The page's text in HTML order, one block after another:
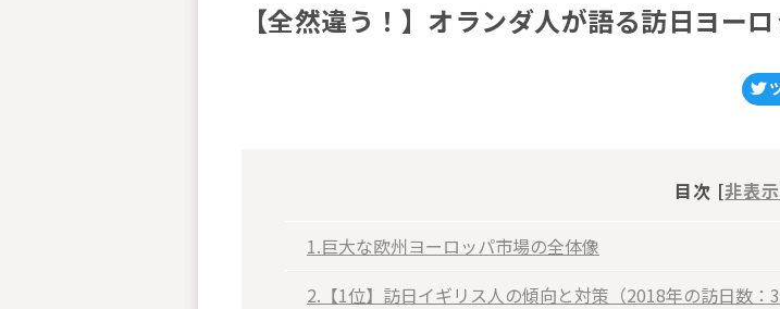
【全然違う！】オランダ人が語る訪日ヨー
目次 [非表示
1.巨大な欧州ヨーロッパ市場の全体像
2.【1位】訪日イギリス人の傾向と対策（2018年の訪日数：